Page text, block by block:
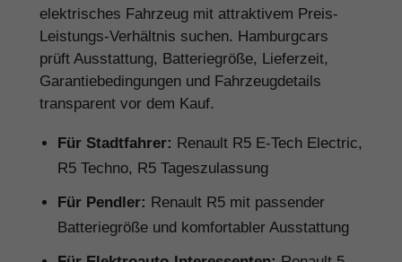
elektrisches Fahrzeug mit attraktivem Preis-
Leistungs-Verhältnis suchen. Hamburgcars
prüft Ausstattung, Batteriegröße, Lieferzeit,
Garantiebedingungen und Fahrzeugdetails
transparent vor dem Kauf.
Für Stadtfahrer: Renault R5 E-Tech Electric,
R5 Techno, R5 Tageszulassung
Für Pendler: Renault R5 mit passender
Batteriegröße und komfortabler Ausstattung